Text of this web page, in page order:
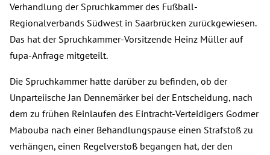
Verhandlung der Spruchkammer des Fußball-
Regionalverbands Südwest in Saarbrücken zurückgewiesen.
Das hat der Spruchkammer-Vorsitzende Heinz Müller auf
fupa-Anfrage mitgeteilt.
Die Spruchkammer hatte darüber zu befinden, ob der
Unparteiische Jan Dennemärker bei der Entscheidung, nach
dem zu frühen Reinlaufen des Eintracht-Verteidigers Godmer
Mabouba nach einer Behandlungspause einen Strafstoß zu
verhängen, einen Regelverstoß begangen hat, der den